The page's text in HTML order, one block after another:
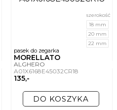
pasek do zegarka
MORELLATO
ALGHERO
A01X6168E45032CR18
135,-
szerokość
18 mm
20 mm
22 mm
DO KOSZYKA